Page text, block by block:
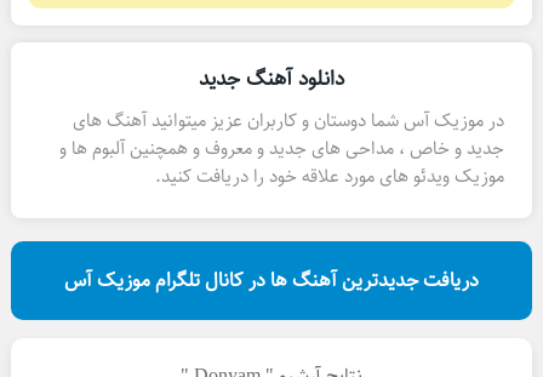
دانلود آهنگ جدید
در موزیک آس شما دوستان و کاربران عزیز میتوانید آهنگ های
جدید و خاص ، مداحی های جدید و معروف و همچنین آلبوم ها و
موزیک ویدئو های مورد علاقه خود را دریافت کنید.
دریافت جدیدترین آهنگ ها در کانال تلگرام موزیک آس